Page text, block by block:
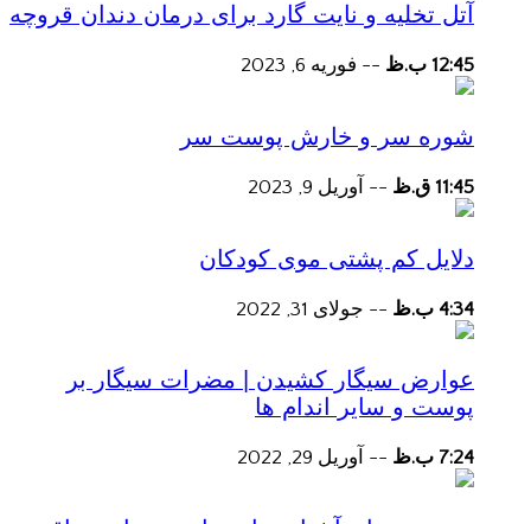
آتل تخلیه و نایت گارد برای درمان دندان قروچه
12:45 ب.ظ -- فوریه 6, 2023
شوره سر و خارش پوست سر
11:45 ق.ظ -- آوریل 9, 2023
دلایل کم پشتی موی کودکان
4:34 ب.ظ -- جولای 31, 2022
عوارض سیگار کشیدن | مضرات سیگار بر
پوست و سایر اندام ها
7:24 ب.ظ -- آوریل 29, 2022